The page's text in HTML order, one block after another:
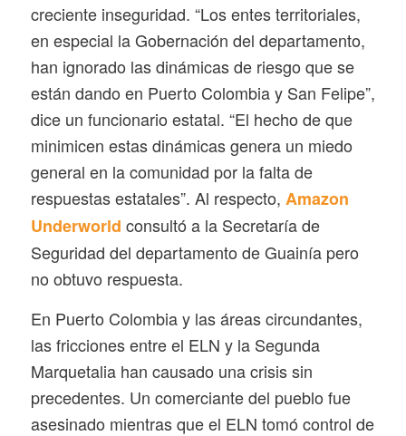
creciente inseguridad. “Los entes territoriales,
en especial la Gobernación del departamento,
han ignorado las dinámicas de riesgo que se
están dando en Puerto Colombia y San Felipe”,
dice un funcionario estatal. “El hecho de que
minimicen estas dinámicas genera un miedo
general en la comunidad por la falta de
respuestas estatales”. Al respecto, Amazon
Underworld consultó a la Secretaría de
Seguridad del departamento de Guainía pero
no obtuvo respuesta.
En Puerto Colombia y las áreas circundantes,
las fricciones entre el ELN y la Segunda
Marquetalia han causado una crisis sin
precedentes. Un comerciante del pueblo fue
asesinado mientras que el ELN tomó control de